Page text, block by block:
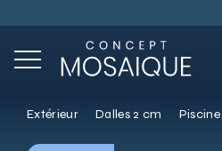
Extérieur Dalles 2 cm Piscine